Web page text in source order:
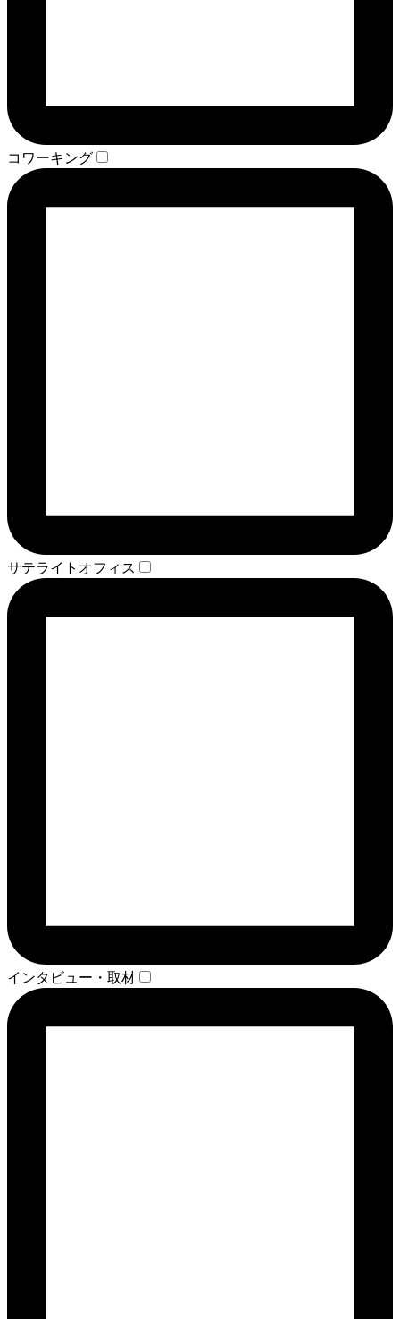
コワーキング
サテライトオフィス
インタビュー・取材